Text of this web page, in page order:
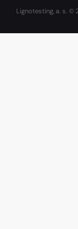
Lignotesting, a. s. ©